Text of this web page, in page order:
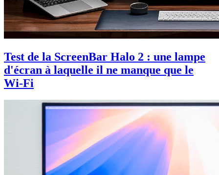
Test de la ScreenBar Halo 2 : une lampe
d'écran à laquelle il ne manque que le
Wi-Fi